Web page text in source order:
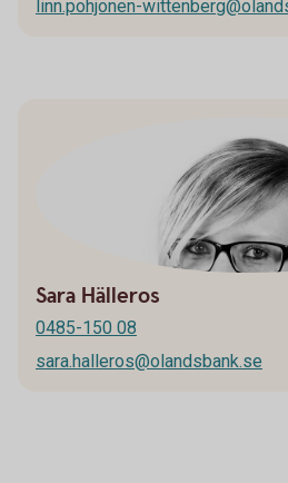
linn.pohjonen-
Sara Hälleros
0485-150 08
sara.halleros@olandsbank.se